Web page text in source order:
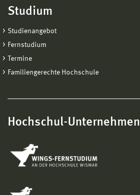
Studium
Studienangebot
Fernstudium
Termine
Familiengerechte Hochschule
Hochschul-Unternehmen